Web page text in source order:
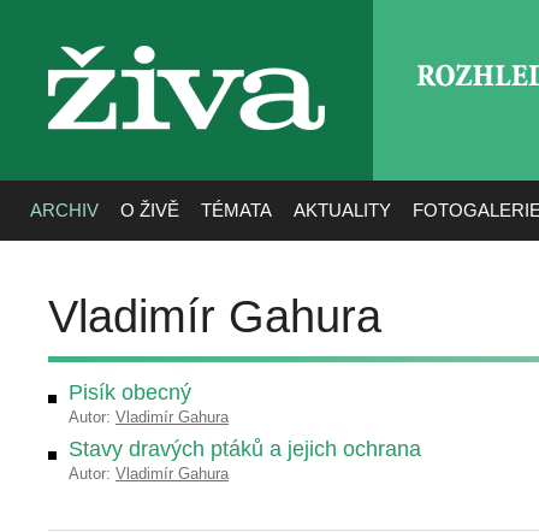
živa
ARCHIV O ŽIVĚ TÉMATA AKTUALITY
Vladimír Gahura
Pisík obecný
Autor: Vladimír Gahura
Stavy dravých ptáků a jejich ochrana
Autor: Vladimír Gahura